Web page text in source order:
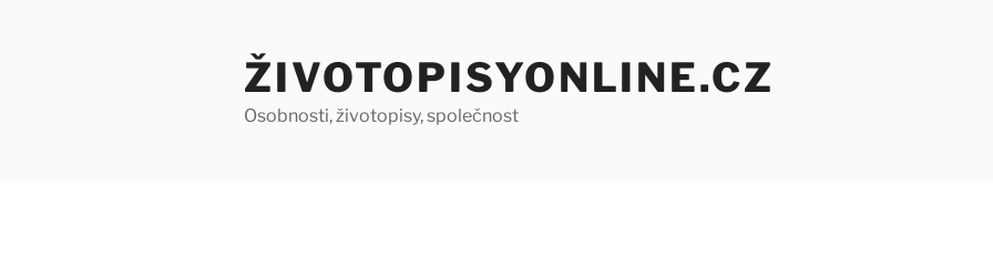
ŽIVOTOPISYONLINE.CZ
Osobnosti, životopisy, společnost